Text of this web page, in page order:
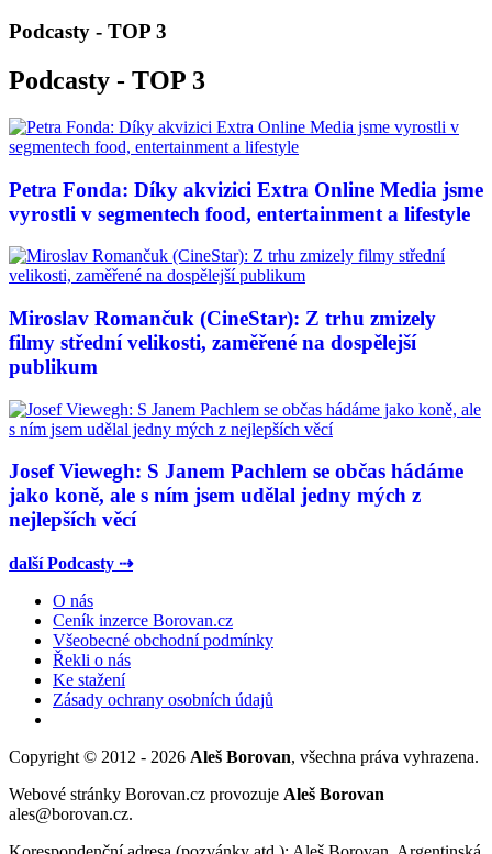
Podcasty - TOP 3
Podcasty - TOP 3
Petra Fonda: Díky akvizici Extra Online Media jsme
vyrostli v segmentech food, entertainment a lifestyle
Miroslav Romančuk (CineStar): Z trhu zmizely
filmy střední velikosti, zaměřené na dospělejší
publikum
Josef Viewegh: S Janem Pachlem se občas hádáme
jako koně, ale s ním jsem udělal jedny mých z
nejlepších věcí
další Podcasty ⇢
O nás
Ceník inzerce Borovan.cz
Všeobecné obchodní podmínky
Řekli o nás
Ke stažení
Zásady ochrany osobních údajů
Copyright © 2012 - 2026 Aleš Borovan, všechna práva vyhrazena.
Webové stránky Borovan.cz provozuje Aleš Borovan
ales@borovan.cz.